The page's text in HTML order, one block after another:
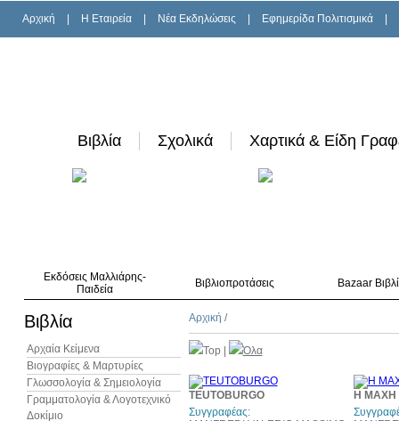
Αρχική H Εταιρεία Νέα Εκδηλώσεις Εφημερίδα Πολιτισμικά
Βιβλία Σχολικά Χαρτικά & Είδη
Εκδόσεις Μαλλιάρης-
Παιδεία
Βιβλιοπροτάσεις Bazaar
Βιβλία
Αρχαία Κείμενα
Βιογραφίες & Μαρτυρίες
Γλωσσολογία & Σημειολογία
Γραμματολογία & Λογοτεχνικό
Δοκίμιο
Αρχική /
Top Όλα
TEUTOBURGO
Συγγραφέας:
Η ΜΑΧΗ